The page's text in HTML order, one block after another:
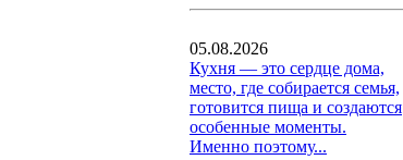
05.08.2026
Кухня — это сердце дома,
место, где собирается семья,
готовится пища и создаются
особенные моменты.
Именно поэтому...